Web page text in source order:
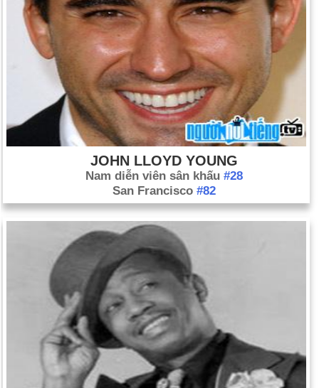
JOHN LLOYD YOUNG
Nam diễn viên sân khấu #28
San Francisco #82